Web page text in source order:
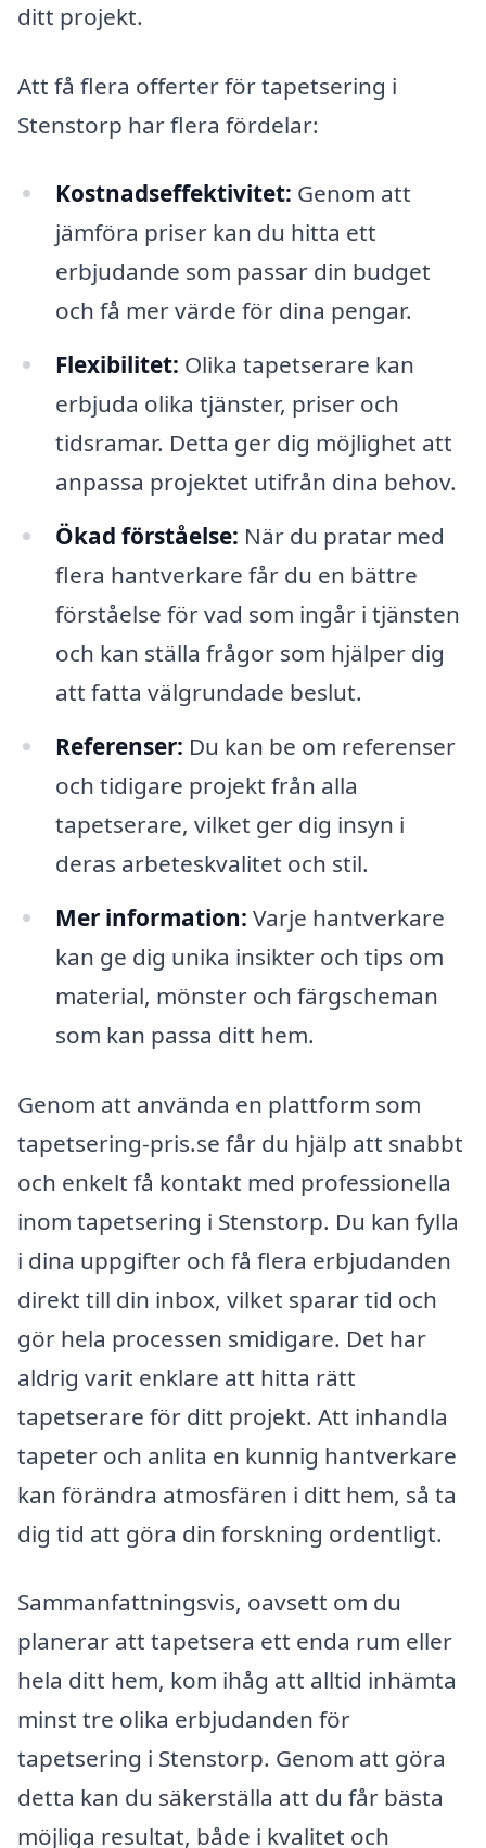
ditt projekt.
Att få flera offerter för tapetsering i
Stenstorp har flera fördelar:
Kostnadseffektivitet: Genom att
jämföra priser kan du hitta ett
erbjudande som passar din budget
och få mer värde för dina pengar.
Flexibilitet: Olika tapetserare kan
erbjuda olika tjänster, priser och
tidsramar. Detta ger dig möjlighet att
anpassa projektet utifrån dina behov.
Ökad förståelse: När du pratar med
flera hantverkare får du en bättre
förståelse för vad som ingår i tjänsten
och kan ställa frågor som hjälper dig
att fatta välgrundade beslut.
Referenser: Du kan be om referenser
och tidigare projekt från alla
tapetserare, vilket ger dig insyn i
deras arbeteskvalitet och stil.
Mer information: Varje hantverkare
kan ge dig unika insikter och tips om
material, mönster och färgscheman
som kan passa ditt hem.
Genom att använda en plattform som
tapetsering-pris.se får du hjälp att snabbt
och enkelt få kontakt med professionella
inom tapetsering i Stenstorp. Du kan fylla
i dina uppgifter och få flera erbjudanden
direkt till din inbox, vilket sparar tid och
gör hela processen smidigare. Det har
aldrig varit enklare att hitta rätt
tapetserare för ditt projekt. Att inhandla
tapeter och anlita en kunnig hantverkare
kan förändra atmosfären i ditt hem, så ta
dig tid att göra din forskning ordentligt.
Sammanfattningsvis, oavsett om du
planerar att tapetsera ett enda rum eller
hela ditt hem, kom ihåg att alltid inhämta
minst tre olika erbjudanden för
tapetsering i Stenstorp. Genom att göra
detta kan du säkerställa att du får bästa
möjliga resultat, både i kvalitet och